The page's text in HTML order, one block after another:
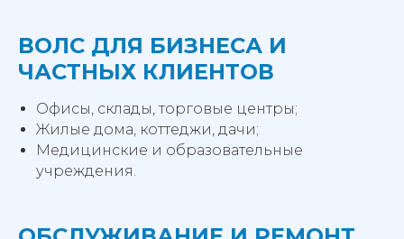
ВОЛС ДЛЯ БИЗНЕСА И
ЧАСТНЫХ КЛИЕНТОВ
Офисы, склады, торговые центры;
Жилые дома, коттеджи, дачи;
Медицинские и образовательные
учреждения.